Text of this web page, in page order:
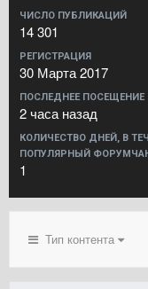
ЧИСЛО ПУБЛИКАЦИЙ
14 301
РЕГИСТРАЦИЯ
30 Марта 2017
ПОСЛЕДНЕЕ ПОСЕЩЕНИЕ
2 часа назад
КОЛИЧЕСТВО ДНЕЙ, В
ПОПУЛЯРНЫЙ
1
Тип контента